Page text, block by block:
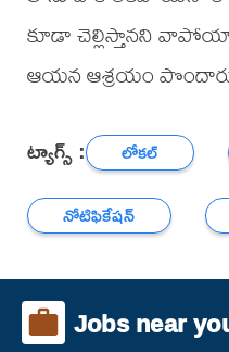
కూడా చెల్లిస్తానని
ఆయన ఆశ్రయం
ట్యాగ్స్ : లోకల్
నోటిఫికేషన్
Jobs near